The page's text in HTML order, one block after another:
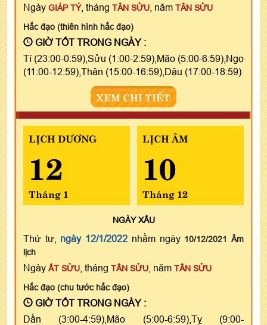
Ngày GIÁP TÝ, tháng TÂN SỬU , năm TÂN SỬU
Hắc đạo (thiên hình hắc đạo)
GIỜ TỐT TRONG NGÀY :
Tí (23:00-0:59),Sửu (1:00-2:59),Mão (5:00-6:59),Ngọ
(11:00-12:59),Thân (15:00-16:59),Dậu (17:00-18:59)
XEM CHI TIẾT
LỊCH DƯƠNG
12
Tháng 1
LỊCH ÂM
10
Tháng 12
NGÀYXẤU
Thứ tư, ngày 12/1/2022 nhằm ngày 10/12/2021 Âm
lịch
Ngày ẤT SỬU , tháng TÂN SỬU , năm TÂN SỬU
Hắc đạo (chu tước hắc đạo)
GIỜ TỐT TRONG NGÀY :
Dần (3:00-4:59),Mão (5:00-6:59),Tỵ (9:00-